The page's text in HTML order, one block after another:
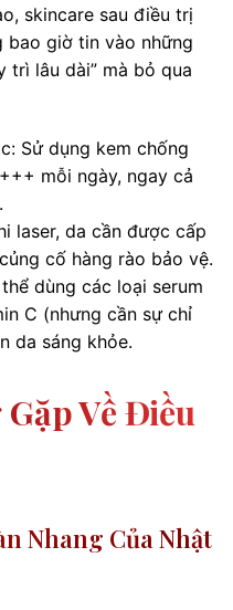
skincare sau điều trị
bao giờ tin vào những
trì lâu dài” mà bỏ qua
Sử dụng kem chống
mỗi ngày, ngay cả
laser, da cần được cấp
cố hàng rào bảo vệ.
dùng các loại serum
C (nhưng cần sự chỉ
da sáng khỏe.
Về Điều
Nhang Của Nhật